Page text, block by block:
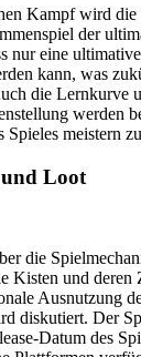
Kampf wird
der
nur eine
kann, was
die Lernkurve
werden
Spieles meistern
und Loot
die
Kisten und deren
Ausnutzung
diskutiert. Der
Datum des